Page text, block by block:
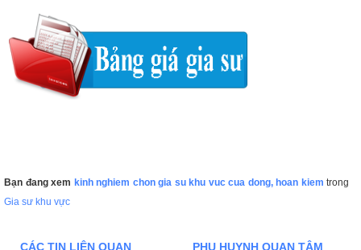
Bạn đang xem kinh nghiem chon gia su khu vuc cua dong, hoan kiem trong
Gia sư khu vực
CÁC TIN LIÊN QUAN PHỤ HUYNH QUAN TÂM